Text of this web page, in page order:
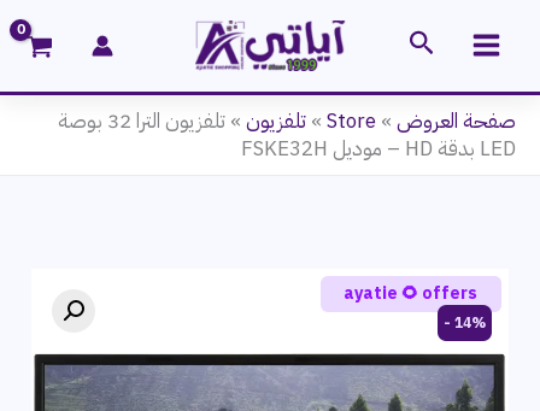
البحث
صفحة العروض »
Store
» تلفزيون »
تلفزيون الترا 32 بوصة
LED بدقة HD – موديل FSKE32H
ayatie 🌻 offers
Flash Sale
14% -